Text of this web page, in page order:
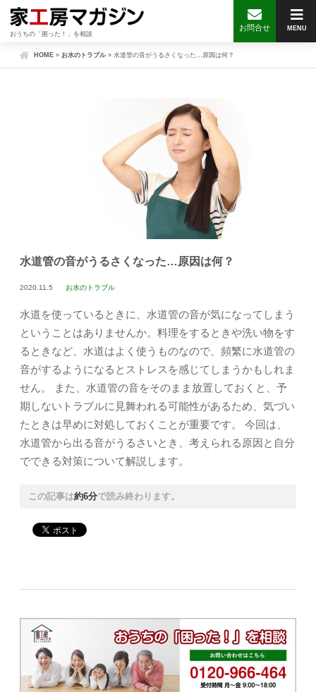
おうちの「困った！」を相談
MENU
お問合せ
HOME » お水のトラブル » 水道管の音がうるさくなった…原因は何？
水道管の音がうるさくなった…原因は何？
2020.11.5 お水のトラブル
水道を使っているときに、水道管の音が気になってしまう
ということはありませんか。料理をするときや洗い物をす
るときなど、水道はよく使うものなので、頻繁に水道管の
音がするようになるとストレスを感じてしまうかもしれま
せん。 また、水道管の音をそのまま放置しておくと、予
期しないトラブルに見舞われる可能性があるため、気づい
たときは早めに対処しておくことが重要です。 今回は、
水道管から出る音がうるさいとき、考えられる原因と自分
でできる対策について解説します。
この記事は約6分で読み終わります。